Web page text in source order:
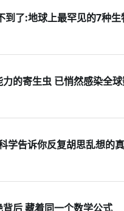
到了:地球上最罕见的7种生
的寄生虫 已悄然感染全
学告诉你反复胡思乱想的
后 藏着同一个数学公式